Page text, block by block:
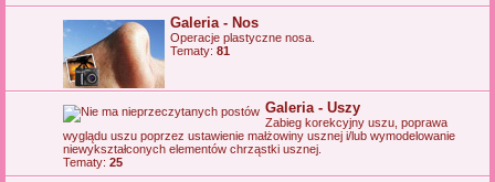
Galeria - Nos
Operacje plastyczne nosa.
Tematy: 81
Galeria - Uszy
Zabieg korekcyjny uszu, poprawa
wyglądu uszu poprzez ustawienie małżowiny usznej i/lub wymodelowanie
niewykształconych elementów chrząstki usznej.
Tematy: 25